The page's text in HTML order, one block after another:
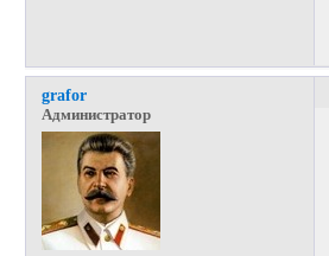
grafor
Администратор